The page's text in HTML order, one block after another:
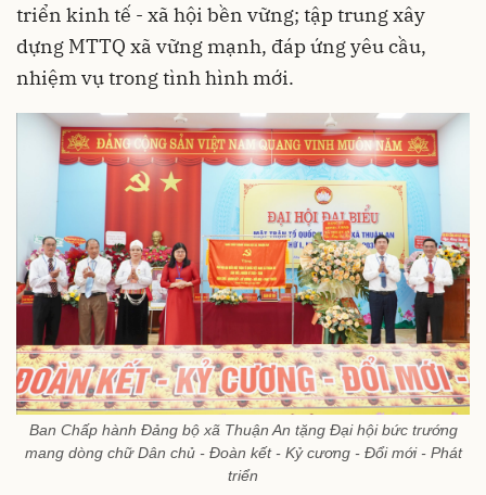
triển kinh tế - xã hội bền vững; tập trung xây
dựng MTTQ xã vững mạnh, đáp ứng yêu cầu,
nhiệm vụ trong tình hình mới.
Ban Chấp hành Đảng bộ xã Thuận An tặng Đại hội bức trướng
mang dòng chữ Dân chủ - Đoàn kết - Kỷ cương - Đổi mới - Phát
triển